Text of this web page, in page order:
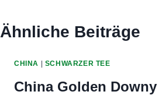
Ähnliche Beiträge
CHINA SCHWARZER TEE
China Golden Downy